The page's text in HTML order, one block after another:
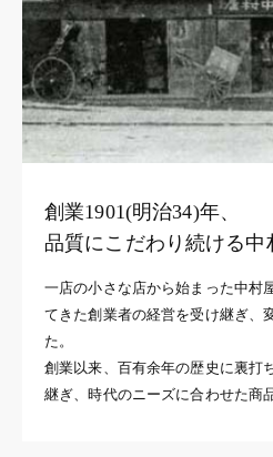
創業1901(明治34)年、
品質にこだわり続ける中
一店の小さな店から始まった中村
てきた創業者の経営を受け継ぎ、
た。
創業以来、百有余年の歴史に裏打
継ぎ、時代のニーズに合わせた商